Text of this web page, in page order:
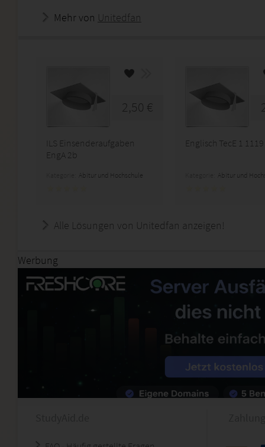
Mehr von Unitedfan
2,50 €
ILS Einsenderaufgaben
EngA 2b
Abitur und Hochschule
Englisch TecE 1
Abitur und
Alle Lösungen von Unitedfan anzeigen!
Werbung